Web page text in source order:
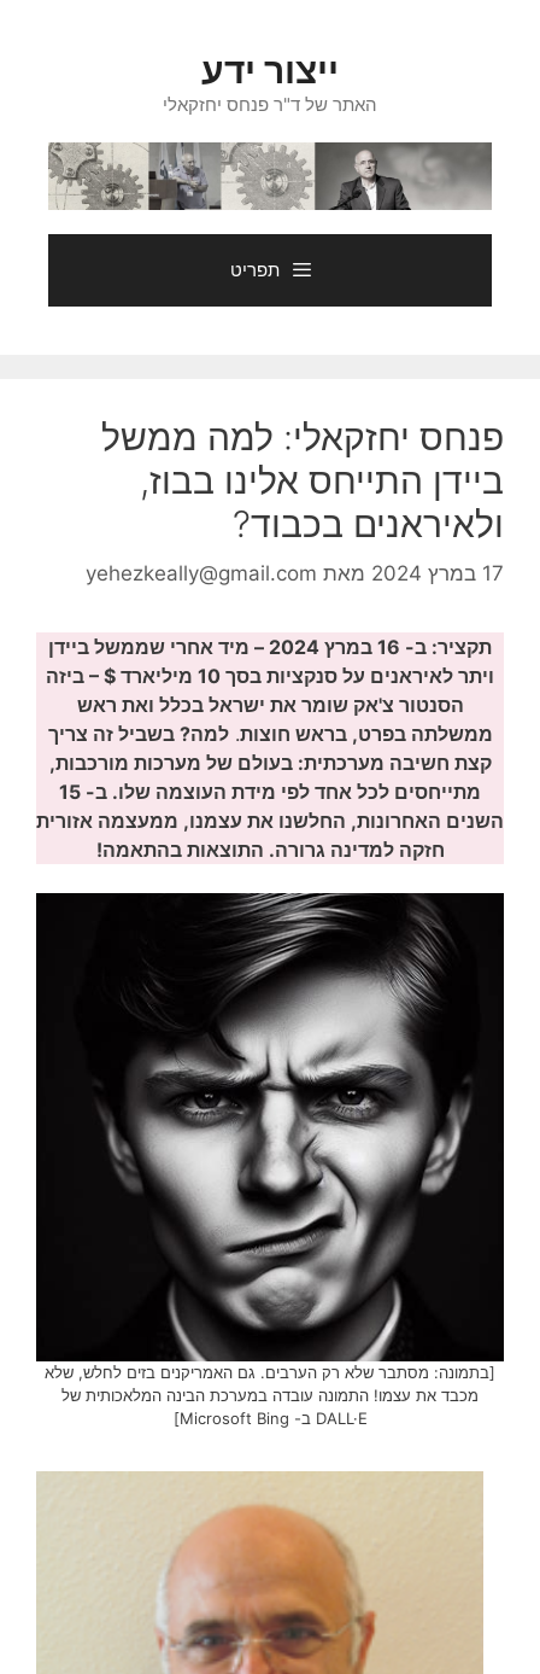
ייצור ידע
האתר של ד"ר פנחס יחזקאלי
תפריט
פנחס יחזקאלי: למה ממשל
ביידן התייחס אלינו בבוז,
ולאיראנים בכבוד?
17 במרץ 2024 מאת yehezkeally@gmail.com
תקציר:
ב- 16 במרץ 2024 – מיד אחרי שממשל ביידן
ויתר לאיראנים על סנקציות בסך 10 מיליארד $ – ביזה
הסנטור צ'אק שומר את ישראל בכלל ואת ראש
ממשלתה בפרט, בראש חוצות.למה? בשביל זה צריך
קצת חשיבה מערכתית: בעולם של מערכות מורכבות,
מתייחסים לכל אחד לפי מידת העוצמה שלו. ב- 15
השנים האחרונות, החלשנו את עצמנו, ממעצמה אזורית
חזקה למדינה גרורה. התוצאות בהתאמה!
[בתמונה: מסתבר שלא רק הערבים. גם האמריקנים בזים לחלש, שלא
מכבד את עצמו! התמונה עובדה במערכת הבינה המלאכותית של
DALL·E ב- Microsoft Bing]